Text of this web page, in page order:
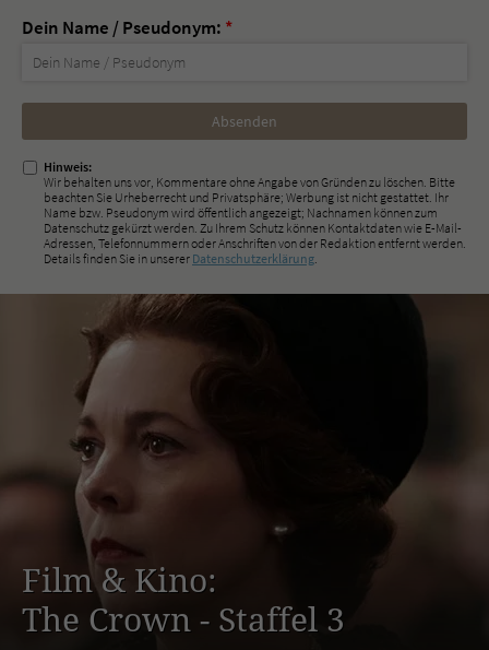
Dein Name / Pseudonym: *
Nicht
ausfüllen!
Hinweis:
Wir behalten uns vor, Kommentare ohne Angabe von Gründen zu löschen. Bitte
beachten Sie Urheberrecht und Privatsphäre; Werbung ist nicht gestattet. Ihr
Name bzw. Pseudonym wird öffentlich angezeigt; Nachnamen können zum
Datenschutz gekürzt werden. Zu Ihrem Schutz können Kontaktdaten wie E-Mail-
Adressen, Telefonnummern oder Anschriften von der Redaktion entfernt werden.
Details finden Sie in unserer Datenschutzerklärung.
Film & Kino:
The Crown - Staffel 3